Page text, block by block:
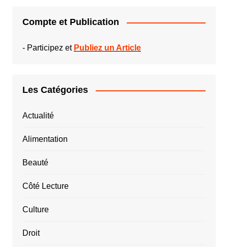
Compte et Publication
- Participez et Publiez un Article
Les Catégories
Actualité
Alimentation
Beauté
Côté Lecture
Culture
Droit